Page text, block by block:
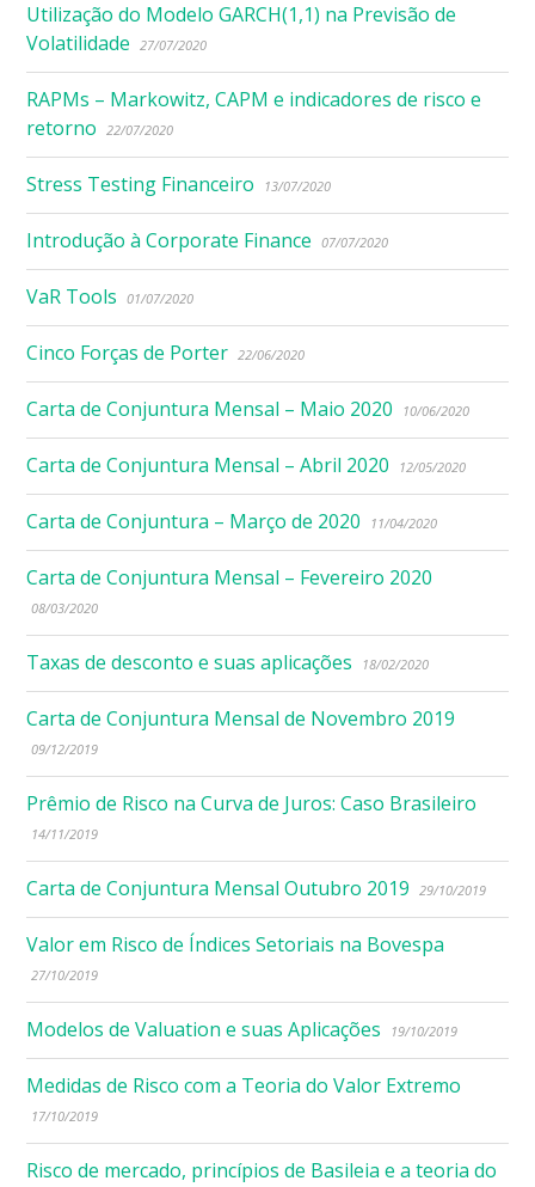
Utilização do Modelo GARCH(1,1) na Previsão de
Volatilidade
27/07/2020
RAPMs – Markowitz, CAPM e indicadores de risco e
retorno
22/07/2020
Stress Testing Financeiro 13/07/2020
Introdução à Corporate Finance 07/07/2020
VaR Tools 01/07/2020
Cinco Forças de Porter 22/06/2020
Carta de Conjuntura Mensal – Maio 2020 10/06/2020
Carta de Conjuntura Mensal – Abril 2020 12/05/2020
Carta de Conjuntura – Março de 2020 11/04/2020
Carta de Conjuntura Mensal – Fevereiro 2020
08/03/2020
Taxas de desconto e suas aplicações 18/02/2020
Carta de Conjuntura Mensal de Novembro 2019
09/12/2019
Prêmio de Risco na Curva de Juros: Caso Brasileiro
14/11/2019
Carta de Conjuntura Mensal Outubro 2019 29/10/2019
Valor em Risco de Índices Setoriais na Bovespa
27/10/2019
Modelos de Valuation e suas Aplicações 19/10/2019
Medidas de Risco com a Teoria do Valor Extremo
17/10/2019
Risco de mercado, princípios de Basileia e a teoria do